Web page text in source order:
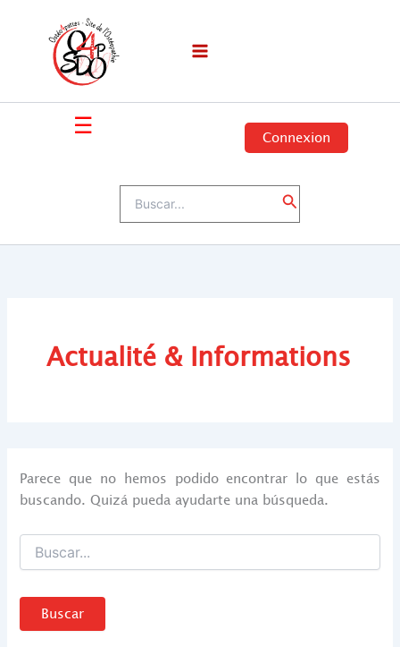
contenido
☰ Connexion
por:
Buscar
Actualité & Informations
Parece que no hemos podido encontrar lo que estás
buscando. Quizá pueda ayudarte una búsqueda.
Buscar
por: